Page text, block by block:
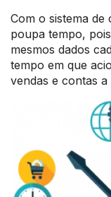
Com o sistema
poupa tempo,
mesmos dados
tempo em que
vendas e contas a